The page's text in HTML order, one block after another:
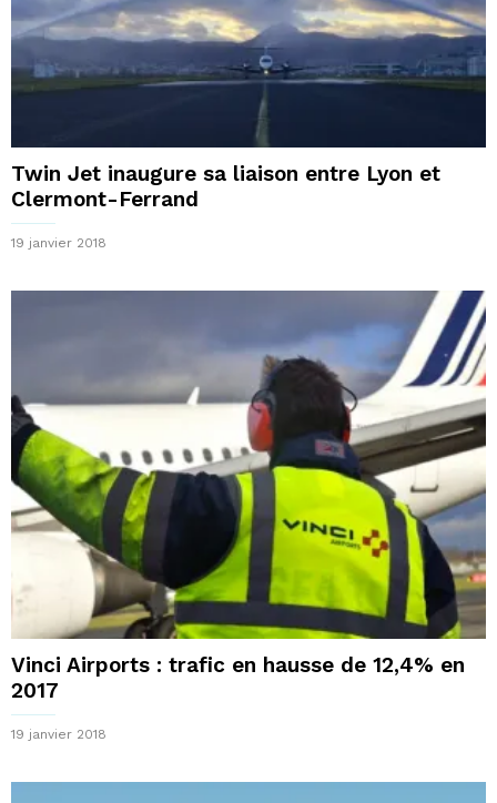
Twin Jet inaugure sa liaison entre Lyon et
Clermont-Ferrand
19 janvier 2018
Vinci Airports : trafic en hausse de 12,4% en
2017
19 janvier 2018